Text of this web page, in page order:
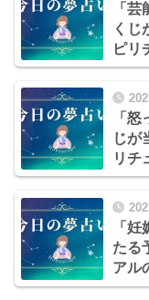
「
くじ
ピリ
「
じが
リチ
「
たる
アル